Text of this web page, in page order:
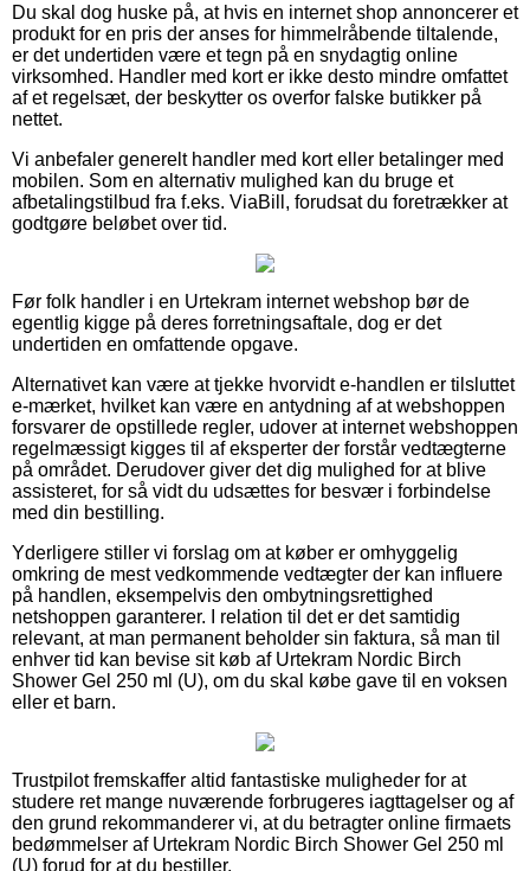
Du skal dog huske på, at hvis en internet shop annoncerer et
produkt for en pris der anses for himmelråbende tiltalende,
er det undertiden være et tegn på en snydagtig online
virksomhed. Handler med kort er ikke desto mindre omfattet
af et regelsæt, der beskytter os overfor falske butikker på
nettet.
Vi anbefaler generelt handler med kort eller betalinger med
mobilen. Som en alternativ mulighed kan du bruge et
afbetalingstilbud fra f.eks. ViaBill, forudsat du foretrækker at
godtgøre beløbet over tid.
Før folk handler i en Urtekram internet webshop bør de
egentlig kigge på deres forretningsaftale, dog er det
undertiden en omfattende opgave.
Alternativet kan være at tjekke hvorvidt e-handlen er tilsluttet
e-mærket, hvilket kan være en antydning af at webshoppen
forsvarer de opstillede regler, udover at internet webshoppen
regelmæssigt kigges til af eksperter der forstår vedtægterne
på området. Derudover giver det dig mulighed for at blive
assisteret, for så vidt du udsættes for besvær i forbindelse
med din bestilling.
Yderligere stiller vi forslag om at køber er omhyggelig
omkring de mest vedkommende vedtægter der kan influere
på handlen, eksempelvis den ombytningsrettighed
netshoppen garanterer. I relation til det er det samtidig
relevant, at man permanent beholder sin faktura, så man til
enhver tid kan bevise sit køb af Urtekram Nordic Birch
Shower Gel 250 ml (U), om du skal købe gave til en voksen
eller et barn.
Trustpilot fremskaffer altid fantastiske muligheder for at
studere ret mange nuværende forbrugeres iagttagelser og af
den grund rekommanderer vi, at du betragter online firmaets
bedømmelser af Urtekram Nordic Birch Shower Gel 250 ml
(U) forud for at du bestiller.